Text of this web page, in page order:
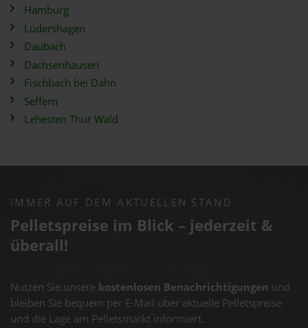
Hamburg
Lüdershagen
Daubach
Dachsenhausen
Fischbach bei Dahn
Seffern
Lehesten Thür Wald
IMMER AUF DEM AKTUELLEN STAND
Pelletspreise im Blick – jederzeit &
überall!
Nutzen Sie unsere kostenlosen Benachrichtigungen und
bleiben Sie bequem per E-Mail über aktuelle Pelletspreise
und die Lage am Pelletsmarkt informiert.